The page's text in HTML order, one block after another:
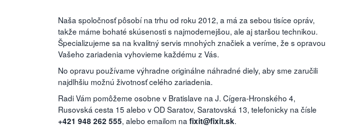
Naša spoločnosť pôsobí na trhu od roku 2012, a má za sebou tisíce opráv,
takže máme bohaté skúsenosti s najmodernejšou, ale aj staršou technikou.
Špecializujeme sa na kvalitný servis mnohých značiek a veríme, že s opravou
Vašeho zariadenia vyhovieme každému z Vás.
No opravu používame výhradne originálne náhradné diely, aby sme zaručili
najdlhšiu možnú životnosť celého zariadenia.
Radi Vám pomôžeme osobne v Bratislave na J. Cígera-Hronského 4,
Rusovská cesta 15 alebo v OD Saratov, Saratovská 13, telefonicky na čísle
+421 948 262 555, alebo emailom na fixit@fixit.sk.